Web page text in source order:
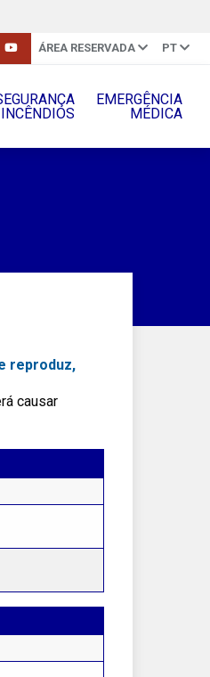
ÁREA RESERVADA PT
EMERGÊNCIA
MÉDICA
reproduz,
causar